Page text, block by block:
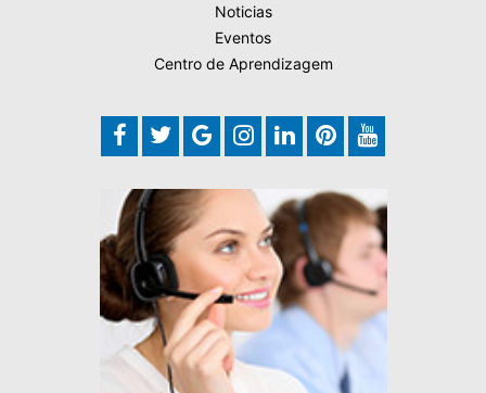
Noticias
Eventos
Centro de Aprendizagem